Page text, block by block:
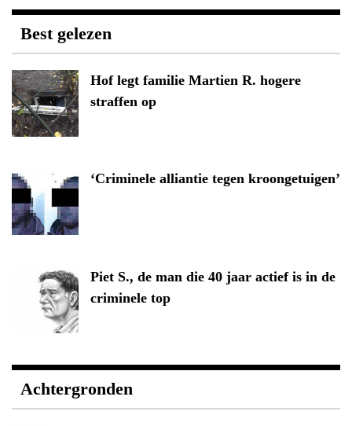
Best gelezen
Hof legt familie Martien R. hogere
straffen op
‘Criminele alliantie tegen kroongetuigen’
Piet S., de man die 40 jaar actief is in de
criminele top
Achtergronden